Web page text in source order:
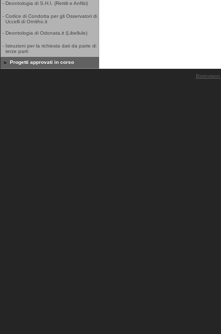
- Deontologia di S.H.I. (Rettili e Anfibi)
- Codice di Condotta per gli Osservatori di
Uccelli di Ornitho.it
- Deontologia di Odonata.it (Libellule)
- Istruzioni per la richiesta dati da parte di
terze parti
Progetti approvati in corso
Biolovision